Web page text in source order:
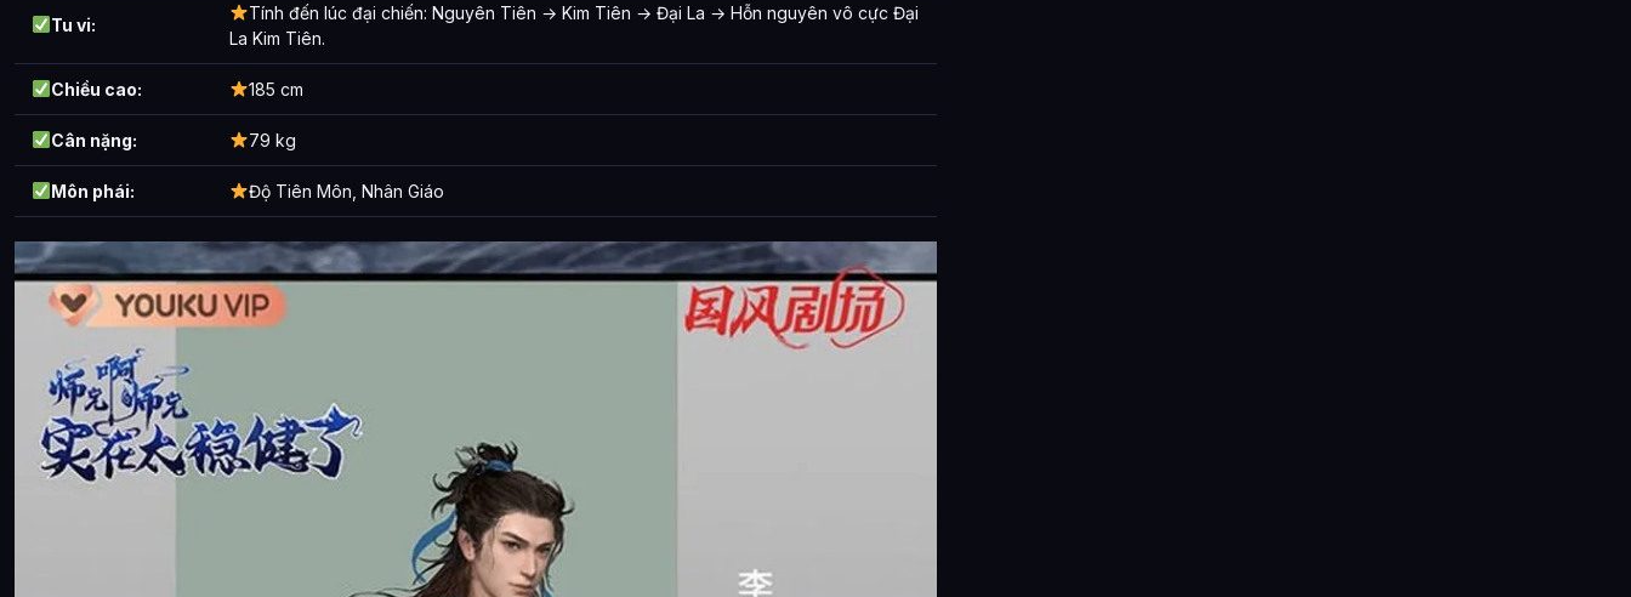
Tu vi:
Tính đến lúc đại chiến: Nguyên Tiên → Kim Tiên → Đại La → Hỗn nguyên vô cực Đại
La Kim Tiên.
Chiều cao: 185 cm
Cân nặng: 79 kg
Môn phái: Độ Tiên Môn, Nhân Giáo